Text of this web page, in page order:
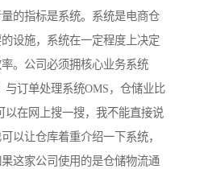
的指标是系统。系统是电商仓
设施，系统在一定程度上决定
。公司必须拥核心业务系统
与订单处理系统OMS，仓储业比
以在网上搜一搜，我不能直接说
以让仓库着重介绍一下系统，
这家公司使用的是仓储物流通